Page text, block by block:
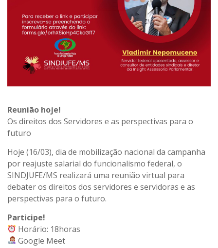
Reunião hoje!
Os direitos dos Servidores e as perspectivas para o
futuro
Hoje (16/03), dia de mobilização nacional da campanha
por reajuste salarial do funcionalismo federal, o
SINDJUFE/MS realizará uma reunião virtual para
debater os direitos dos servidores e servidoras e as
perspectivas para o futuro.
Participe!
Horário: 18horas
Google Meet